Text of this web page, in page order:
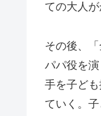
ての大人
その後、
パパ役を
手を子ど
ていく。